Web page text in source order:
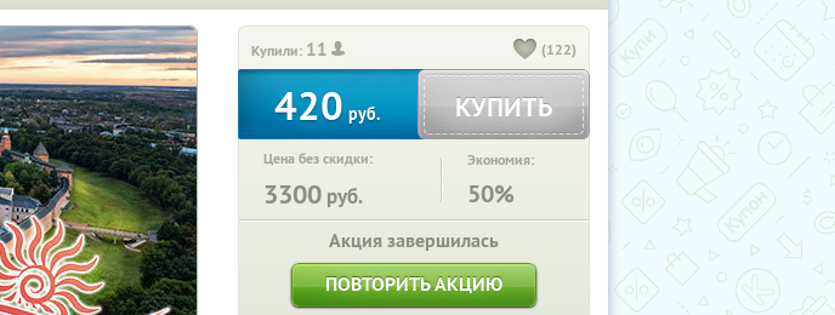
Купили: 11 (122)
420 руб. КУПИТЬ
Цена без скидки:
3300 руб.
Экономия:
50%
Акция завершилась
ПОВТОРИТЬ АКЦИЮ